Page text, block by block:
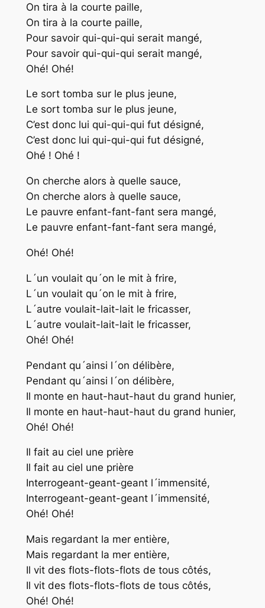
On tira à la courte paille,
On tira à la courte paille,
Pour savoir qui-qui-qui serait mangé,
Pour savoir qui-qui-qui serait mangé,
Ohé! Ohé!
Le sort tomba sur le plus jeune,
Le sort tomba sur le plus jeune,
C’est donc lui qui-qui-qui fut désigné,
C’est donc lui qui-qui-qui fut désigné,
Ohé ! Ohé !
On cherche alors à quelle sauce,
On cherche alors à quelle sauce,
Le pauvre enfant-fant-fant sera mangé,
Le pauvre enfant-fant-fant sera mangé,
Ohé! Ohé!
L´un voulait qu´on le mit à frire,
L´un voulait qu´on le mit à frire,
L´autre voulait-lait-lait le fricasser,
L´autre voulait-lait-lait le fricasser,
Ohé! Ohé!
Pendant qu´ainsi l´on délibère,
Pendant qu´ainsi l´on délibère,
Il monte en haut-haut-haut du grand hunier,
Il monte en haut-haut-haut du grand hunier,
Ohé! Ohé!
Il fait au ciel une prière
Il fait au ciel une prière
Interrogeant-geant-geant l´immensité,
Interrogeant-geant-geant l´immensité,
Ohé! Ohé!
Mais regardant la mer entière,
Mais regardant la mer entière,
Il vit des flots-flots-flots de tous côtés,
Il vit des flots-flots-flots de tous côtés,
Ohé! Ohé!